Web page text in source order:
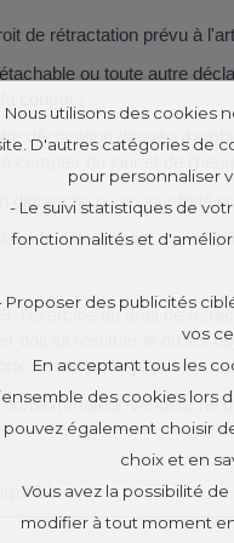
de rétractation prévu à
ou toute autre
contrat ;
déclaration dénuée
du jour et de
dimanche ou un jour férié
le délai imparti a pour
l'exercice du droit de
doit lui restituer le ou les
de vente perçu pour le
vendeur
12.
Nous utilisons des cookies
D'autres catégories de
pour personnaliser
- Le suivi statistiques de
fonctionnalités et
Proposer des publicités
vos
En acceptant tous les
des cookies lors
pouvez également choisir
choix et en
Vous avez la possibilité
modifier à tout moment